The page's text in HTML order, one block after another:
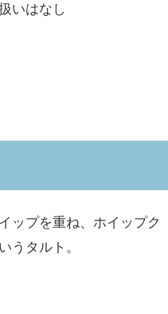
いはなし
ップを重ね、ホイップク
うタルト。